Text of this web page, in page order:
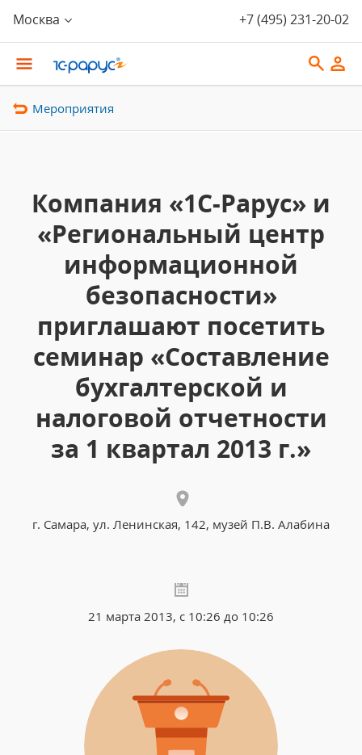
Москва +7 (495) 231-20-02
Мероприятия
Компания «1С-Рарус» и
«Региональный центр
информационной
безопасности»
приглашают посетить
семинар «Составление
бухгалтерской и
налоговой отчетности
за 1 квартал 2013 г.»
г. Самара, ул. Ленинская, 142, музей П.В. Алабина
21 марта 2013, с 10:26 до 10:26